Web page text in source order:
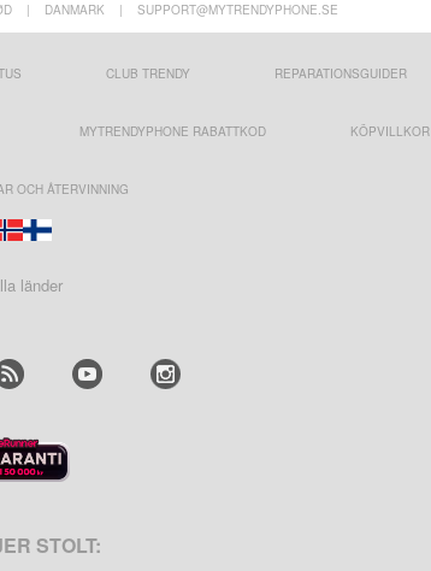
| DANMARK | SUPPORT@MYTRENDYPHONE.SE
CLUB TRENDY REPARATIONSGUIDER
MYTRENDYPHONE RABATTKOD KÖPVILLKOR
OCH ÅTERVINNING
länder
STOLT: